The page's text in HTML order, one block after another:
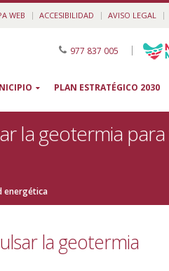
WEB ACCESIBILIDAD AVISO LEGAL
977 837 005 |
PLAN ESTRATÉGICO 2030
la geotermia
energética
la geotermia